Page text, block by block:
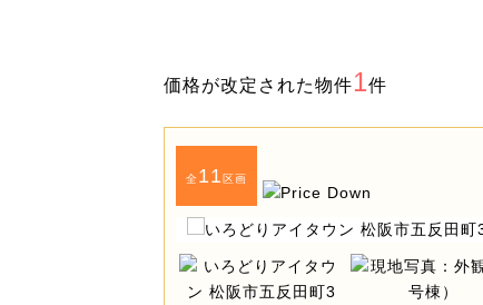
価格が改定された物件1件
全11区画